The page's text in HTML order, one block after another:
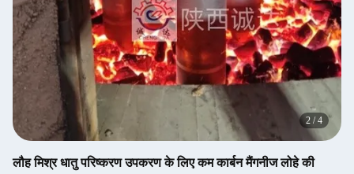
2 /4
लौह मिश्र धातु परिष्करण उपकरण के लिए कम कार्बन मैंगनीज लोहे की